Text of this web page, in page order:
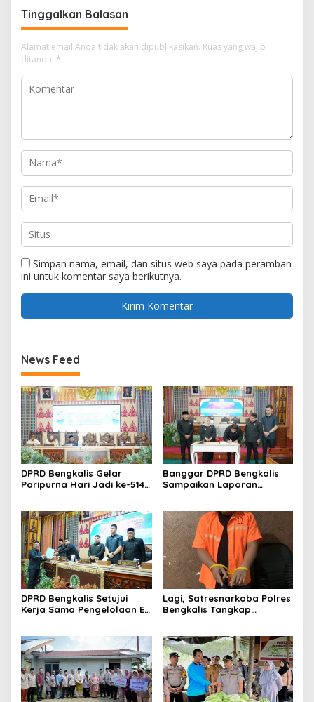
Tinggalkan Balasan
Alamat email Anda tidak akan dipublikasikan. Ruas yang wajib
ditandai *
Simpan nama, email, dan situs web saya pada peramban
ini untuk komentar saya berikutnya.
News Feed
DPRD Bengkalis Gelar
Paripurna Hari Jadi ke-514
Negeri Junjungan.
Banggar DPRD Bengkalis
Sampaikan Laporan
Pelaksanaan APBD Tahun
Anggaran 2025
DPRD Bengkalis Setujui
Kerja Sama Pengelolaan E-
Lagi, Satresnarkoba Polres
Bengkalis Tangkap